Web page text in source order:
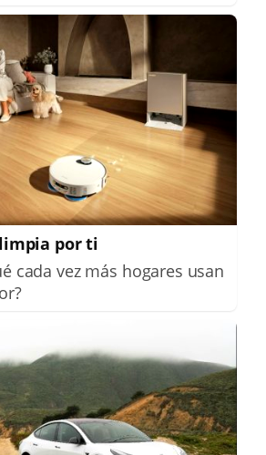
por ti
cada vez más hogares usan